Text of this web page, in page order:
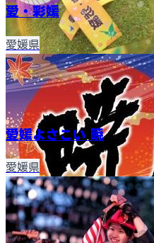
愛・彩媛
愛媛県
愛媛よさこい 暁
愛媛県